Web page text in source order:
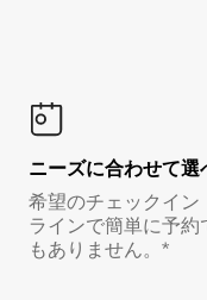
ニーズに合わせて選
希望のチェックイ
ラインで簡単に予
もありません。*